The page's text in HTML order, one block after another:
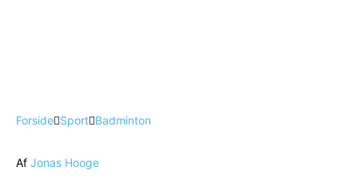
Forside Sport Badminton
Af Jonas Hooge